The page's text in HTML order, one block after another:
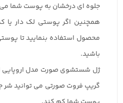
جلوه ای درخشان به پوست شما
همچنین اگر پوستی لک دار یا
محصول استفاده بنمایید تا
باشید.
ژل شستشوی صورت مدل اروپایی
گریپ فروت صورتی می توانید